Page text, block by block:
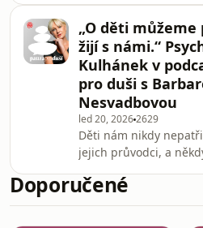
nevěře, lásce, ze
odpovědnosti za
proč selhání nemusí
ale začátek hlubšího
„O děti
žijí s námi.“
Kulhánek v
pro duši s
Nesvadbovou
led 20, 20262629
Děti nám nikdy
jejich průvodci, a
psychoterapeut Jan
podcastu Pauza pro
Doporučené